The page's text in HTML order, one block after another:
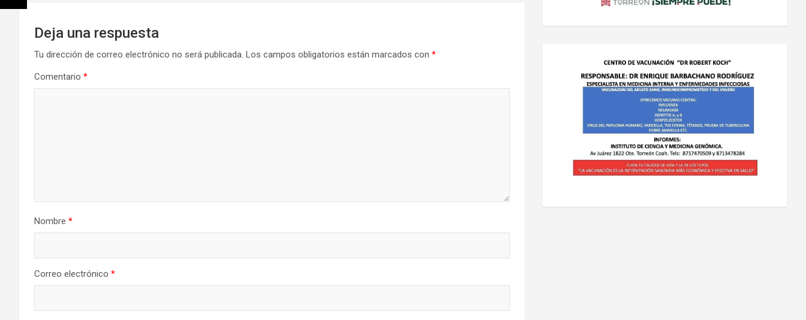
Deja una respuesta
Tu dirección de correo electrónico no será publicada. Los campos obligatorios están marcados con *
Comentario *
Nombre *
Correo electrónico *